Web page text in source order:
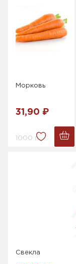
Морковь
31,90 ₽
1000 г.
Свекла